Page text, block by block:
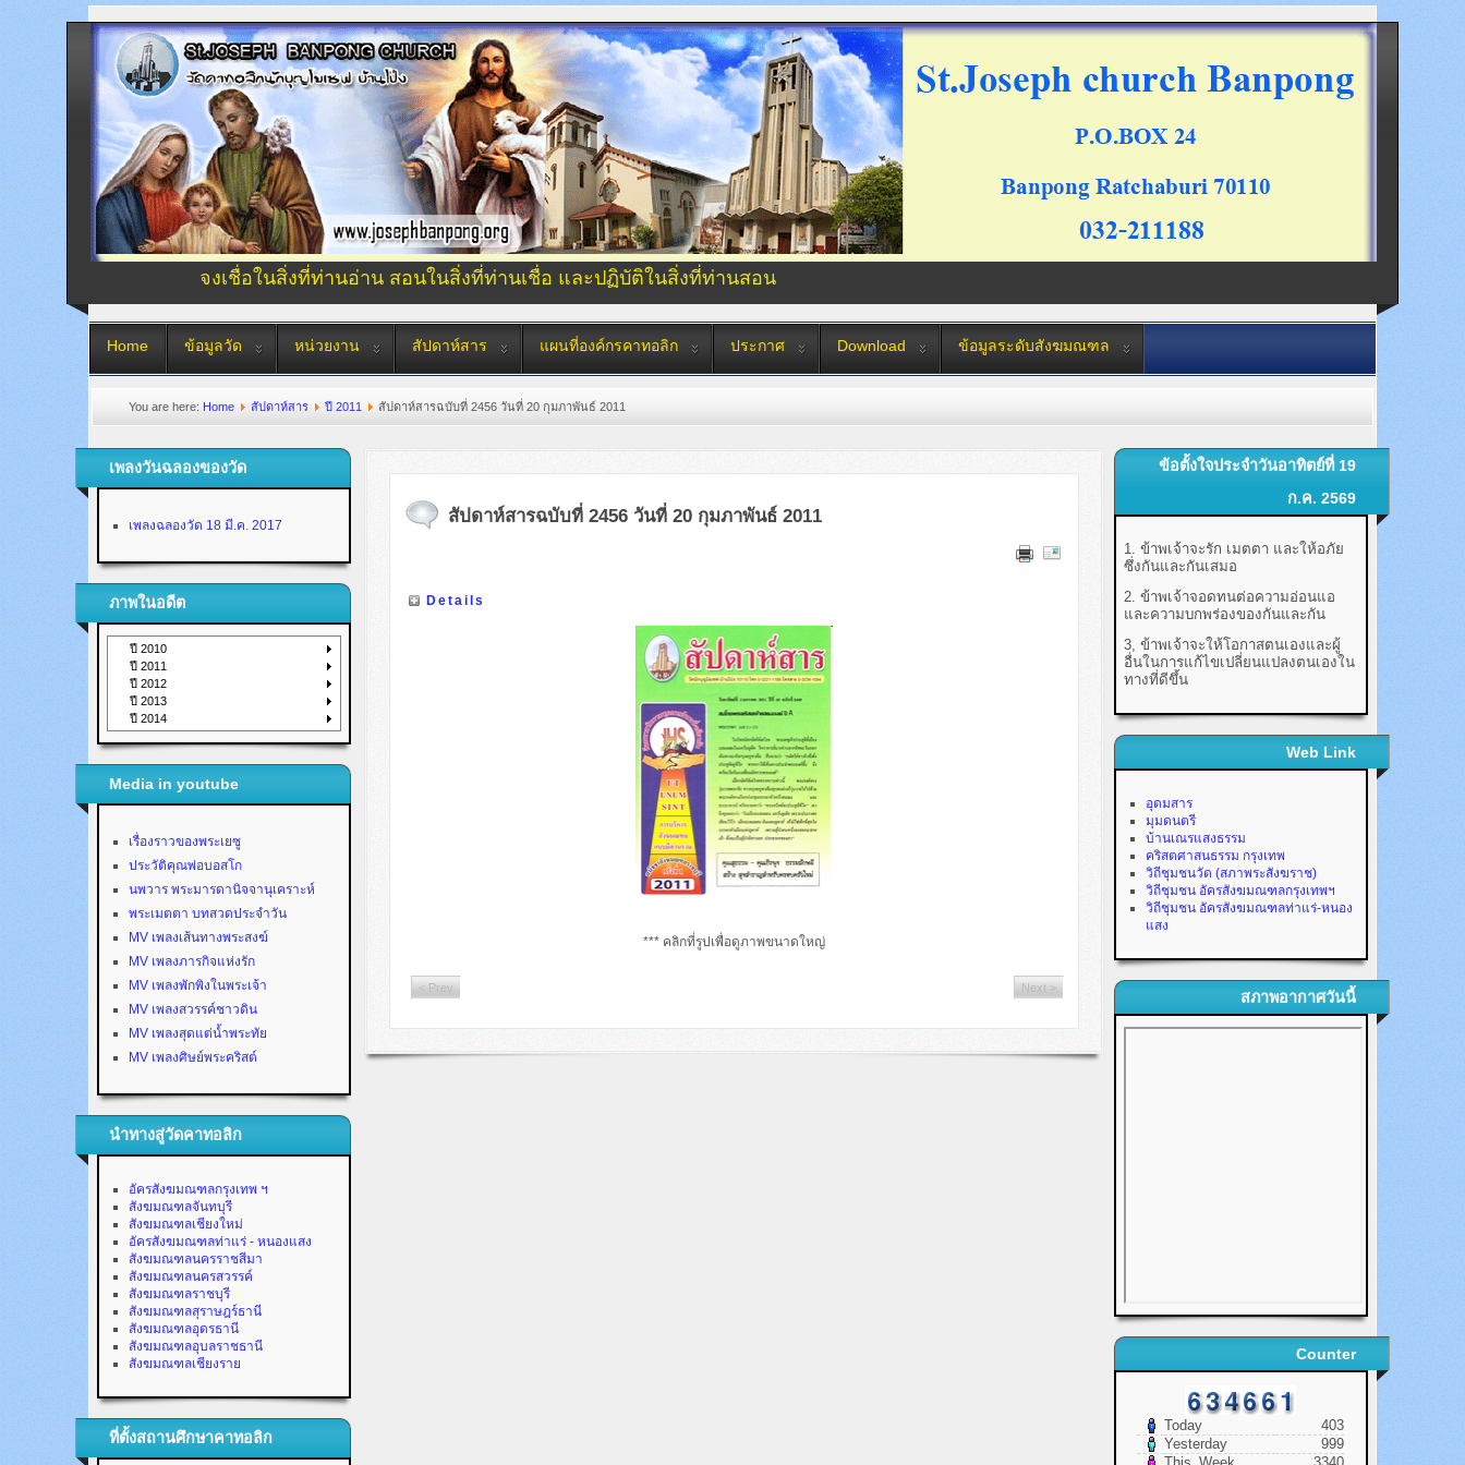
จงเชื่อในสิ่งที่ท่านอ่าน สอนในสิ่งที่ท่านเชื่อ และปฏิบัติในสิ่งที่ท่านสอน
Home ข้อมูลวัด หน่วยงาน สัปดาห์สาร แผนที่องค์กรคาทอลิก ประกาศ Download ข้อมูลระดับสังฆมณฑล
You are here:Home สัปดาห์สาร ปี 2011 สัปดาห์สารฉบับที่ 2456 วันที่ 20 กุมภาพันธ์ 2011
เพลงวันฉลองของวัด
เพลงฉลองวัด 18 มี.ค. 2017
ภาพในอดีต
ปี 2010
ปี 2011
ปี 2012
ปี 2013
ปี 2014
Media in youtube
เรื่องราวของพระเยซู
ประวัติคุณพ่อบอสโก
นพวาร พระมารดานิจจานุเคราะห์
พระเมตตา บทสวดประจำวัน
MV เพลงเส้นทางพระสงฆ์
MV เพลงภารกิจแห่งรัก
MV เพลงพักพิงในพระเจ้า
MV เพลงสวรรค์ชาวดิน
MV เพลงสุดแต่น้ำพระทัย
MV เพลงศิษย์พระคริสต์
นำทางสู่วัดคาทอลิก
อัครสังฆมณฑลกรุงเทพ ฯ
สังฆมณฑลจันทบุรี
สังฆมณฑลเชียงใหม่
อัครสังฆมณฑลท่าแร่ - หนองแสง
สังฆมณฑลนครราชสีมา
สังฆมณฑลนครสวรรค์
สังฆมณฑลราชบุรี
สังฆมณฑลสุราษฎร์ธานี
สังฆมณฑลอุดรธานี
สังฆมณฑลอุบลราชธานี
สังฆมณฑลเชียงราย
ที่ตั้งสถานศึกษาคาทอลิก
สัปดาห์สารฉบับที่ 2456 วันที่ 20 กุมภาพันธ์ 2011
Details
*** คลิกที่รูปเพื่อดูภาพขนาดใหญ่
< Prev Next >
ข้อตั้งใจประจำวันอาทิตย์ที่ 19
ก.ค. 2569
1. ข้าพเจ้าจะรัก เมตตา และให้อภัย
ซึ่งกันและกันเสมอ
2. ข้าพเจ้าจอดทนต่อความอ่อนแอ
และความบกพร่องของกันและกัน
3, ข้าพเจ้าจะให้โอกาสตนเองและผู้
อื่นในการแก้ไขเปลี่ยนแปลงตนเองใน
ทางที่ดีขึ้น
Web Link
อุดมสาร
มุมดนตรี
บ้านเณรแสงธรรม
คริสตศาสนธรรม กรุงเทพ
วิถีชุมชนวัด (สภาพระสังฆราช)
วิถีชุมชน อัครสังฆมณฑลกรุงเทพฯ
วิถีชุมชน อัครสังฆมณฑลท่าแร่-หนอง
แสง
สภาพอากาศวันนี้
Counter
Today
403
Yesterday
999